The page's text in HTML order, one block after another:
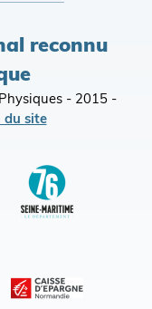
reconnu
- 2015 -
du site